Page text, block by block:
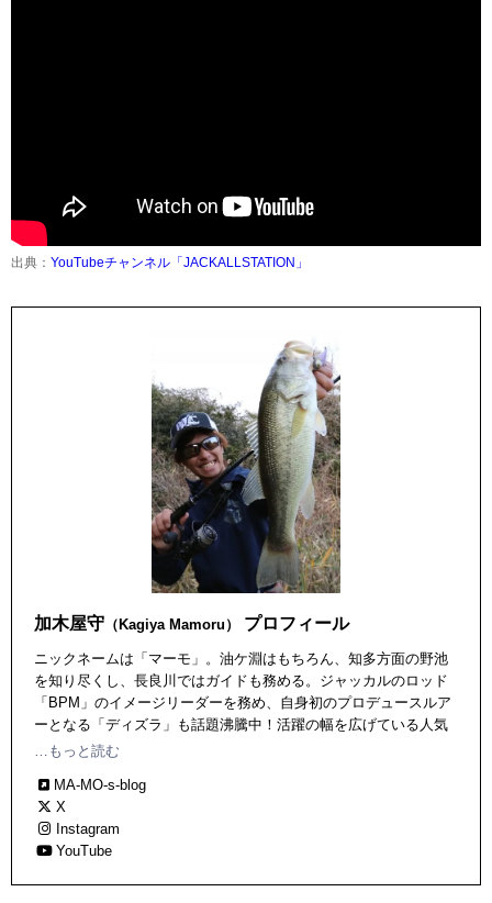
出典： YouTubeチャンネル「JACKALLSTATION」
加木屋守 （Kagiya Mamoru） プロフィール
ニックネームは「マーモ」。油ケ淵はもちろん、知多方面の野池
を知り尽くし、長良川ではガイドも務める。ジャッカルのロッド
「BPM」のイメージリーダーを務め、自身初のプロデュースルア
ーとなる「ディズラ」も話題沸騰中！活躍の幅を広げている人気
アングラー。1992年11月生まれ。
…もっと読む
MA-MO-s-blog
X
Instagram
YouTube